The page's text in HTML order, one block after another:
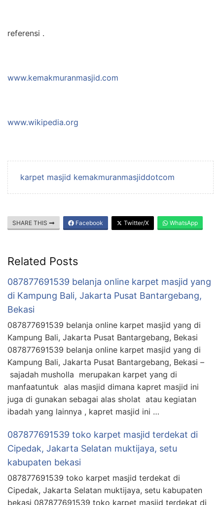
referensi .
www.kemakmuranmasjid.com
www.wikipedia.org
karpet masjid kemakmuranmasjiddotcom
SHARE THIS Facebook Twitter/X WhatsApp
Related Posts
087877691539 belanja online karpet masjid yang
di Kampung Bali, Jakarta Pusat Bantargebang,
Bekasi
087877691539 belanja online karpet masjid yang di
Kampung Bali, Jakarta Pusat Bantargebang, Bekasi
087877691539 belanja online karpet masjid yang di
Kampung Bali, Jakarta Pusat Bantargebang, Bekasi –
sajadah musholla merupakan karpet yang di
manfaatuntuk alas masjid dimana kapret masjid ini
juga di gunakan sebagai alas sholat atau kegiatan
ibadah yang lainnya , kapret masjid ini …
087877691539 toko karpet masjid terdekat di
Cipedak, Jakarta Selatan muktijaya, setu
kabupaten bekasi
087877691539 toko karpet masjid terdekat di
Cipedak, Jakarta Selatan muktijaya, setu kabupaten
bekasi 087877691539 toko karpet masjid terdekat di